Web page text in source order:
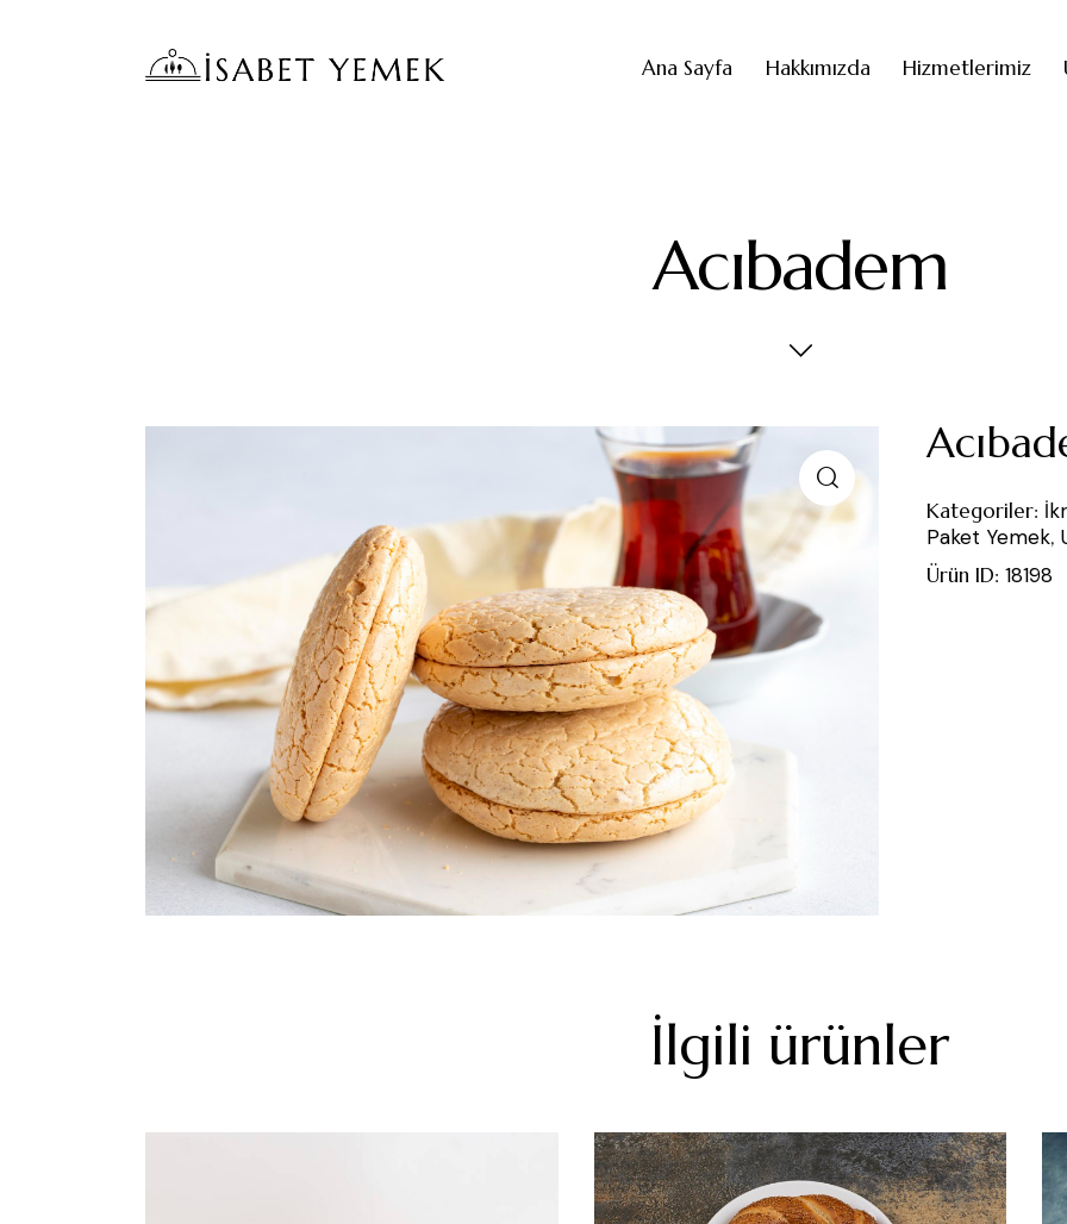
Ana Sayfa Hakkımızda Hizmetlerimiz
Acıbadem
Kategoriler:
Paket Yemek,
Ürün ID: 18198
İlgili ürünler